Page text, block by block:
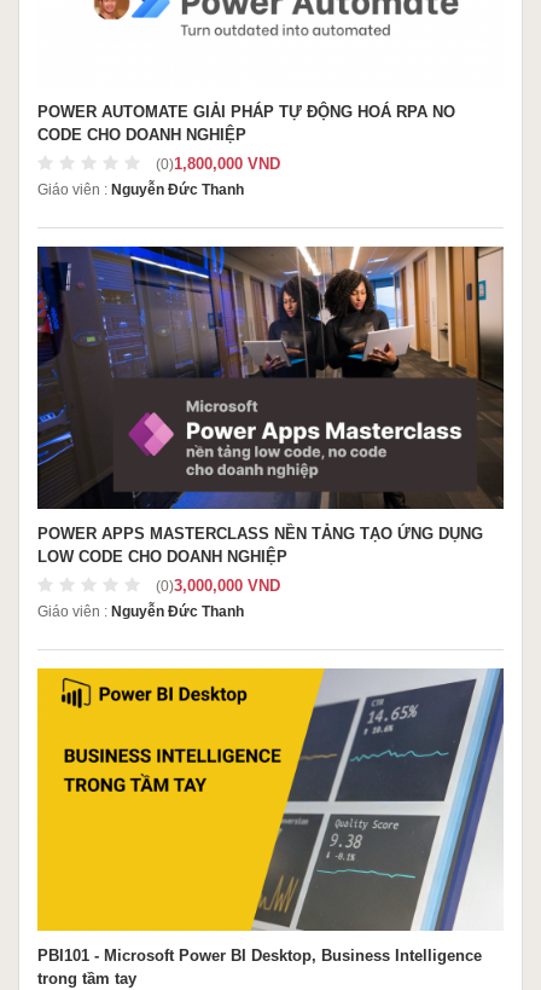
POWER AUTOMATE GIẢI PHÁP TỰ ĐỘNG HOÁ RPA NO
CODE CHO DOANH NGHIỆP
(0)1,800,000 VND
Giáo viên : Nguyễn Đức Thanh
POWER APPS MASTERCLASS NỀN TẢNG TẠO ỨNG DỤNG
LOW CODE CHO DOANH NGHIỆP
(0)3,000,000 VND
Giáo viên : Nguyễn Đức Thanh
PBI101 - Microsoft Power BI Desktop, Business Intelligence
trong tầm tay